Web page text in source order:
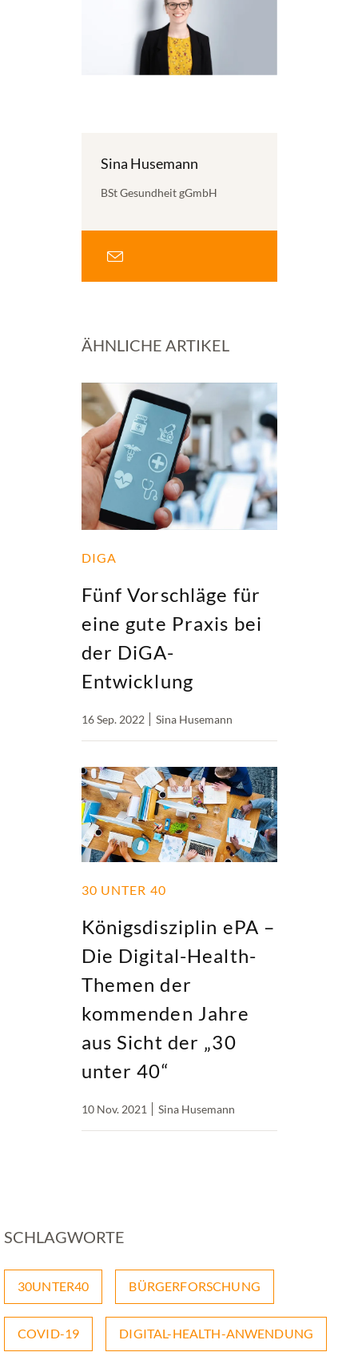
Sina Husemann
BSt Gesundheit gGmbH
ÄHNLICHE ARTIKEL
DIGA
Fünf Vorschläge für
eine gute Praxis bei
der DiGA-
Entwicklung
16 Sep. 2022 Sina Husemann
30 UNTER 40
Königsdisziplin ePA –
Die Digital-Health-
Themen der
kommenden Jahre
aus Sicht der „30
unter 40“
10 Nov. 2021 Sina Husemann
SCHLAGWORTE
30UNTER40 BÜRGERFORSCHUNG
COVID-19 DIGITAL-HEALTH-ANWENDUNG